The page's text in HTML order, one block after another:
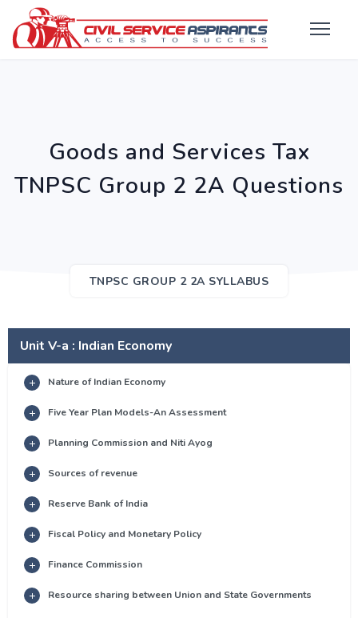
Goods and Services Tax
TNPSC Group 2 2A Questions
TNPSC GROUP 2 2A SYLLABUS
Unit V-a : Indian Economy
Nature of Indian Economy
Five Year Plan Models-An Assessment
Planning Commission and Niti Ayog
Sources of revenue
Reserve Bank of India
Fiscal Policy and Monetary Policy
Finance Commission
Resource sharing between Union and State Governments